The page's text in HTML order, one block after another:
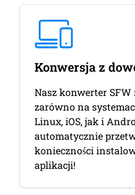
Konwersja z
Nasz konwerter SFW
zarówno na
Linux, iOS, jak i
automatycznie
konieczności
aplikacji!